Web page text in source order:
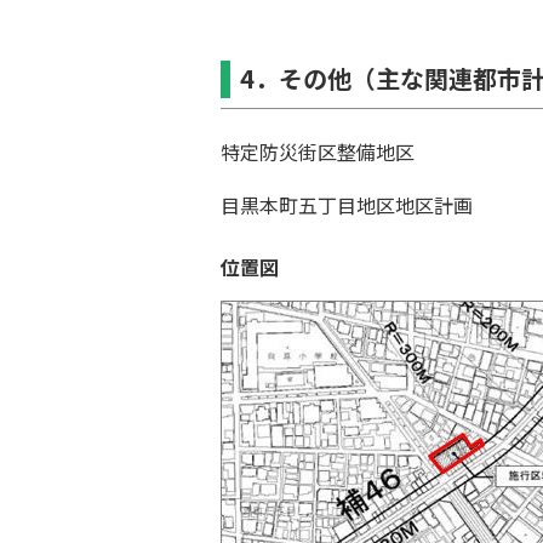
4．その他（主な関連都市
特定防災街区整備地区
⽬黒本町五丁⽬地区地区計画
位置図